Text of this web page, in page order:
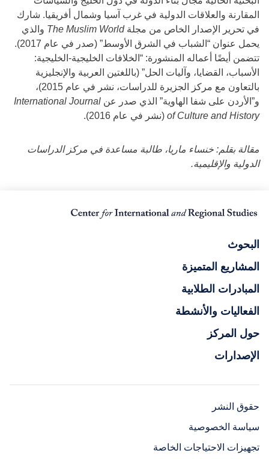
المقارنة والعلاقات الدولية في غرب آسيا وشمال أفريقيا. شارك
في تحرير الإصدار الخاص من مجلةThe Muslim World والذي
يحمل عنوان “الشباب في الشرق الأوسط” (صدر في عام 2017).
تتضمن أيضًا أعماله المنشورة: “الخلافات الخليجية-الخليجية:
الأسباب، القضايا، وآليات الحل” (باللغتين العربية والإنجليزية
بالتعاون مع مركز الجزيرة للدراسات، نشر في عام 2015)،
و”الأردن على شفا الهاوية” الذي صدر عن International Journal
of Culture and History (نشر في عام 2016).
مقالة بقلم: خنساء ماريا، طالبة مساعدة في مركز الدراسات
الدولية والإقليمية.
البحوث
المشاريع المتميزة
المبادرات الطلابية
الفعاليات والأنشطة
حول المركز
الإصدارات
حقوق النشر
سياسة الخصوصية
تجهيزات الاحتياجات الخاصة